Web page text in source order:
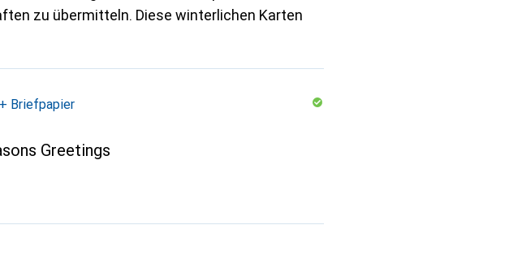
zu übermitteln. Diese winterlichen Karten
Briefpapier
Greetings